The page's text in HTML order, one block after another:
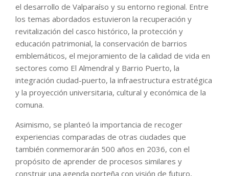
el desarrollo de Valparaíso y su entorno regional. Entre
los temas abordados estuvieron la recuperación y
revitalización del casco histórico, la protección y
educación patrimonial, la conservación de barrios
emblemáticos, el mejoramiento de la calidad de vida en
sectores como El Almendral y Barrio Puerto, la
integración ciudad-puerto, la infraestructura estratégica
y la proyección universitaria, cultural y económica de la
comuna.
Asimismo, se planteó la importancia de recoger
experiencias comparadas de otras ciudades que
también conmemorarán 500 años en 2036, con el
propósito de aprender de procesos similares y
construir una agenda porteña con visión de futuro,